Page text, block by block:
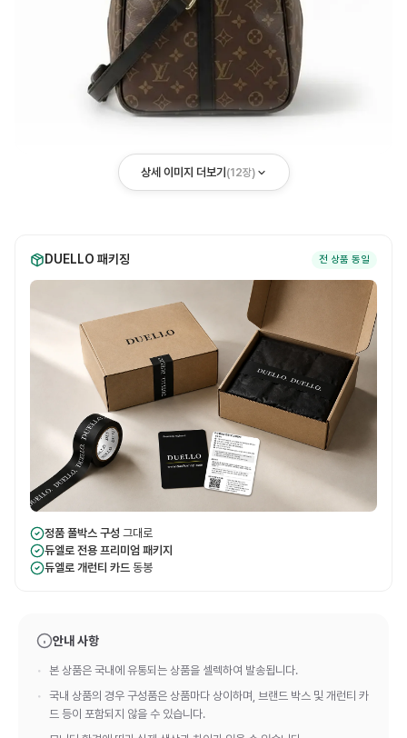
상세 이미지 더보기 (12장)
DUELLO 패키징 전 상품 동일
정품 풀박스 구성 그대로
듀엘로 전용 프리미엄 패키지
듀엘로 개런티 카드 동봉
안내 사항
본 상품은 국내에 유통되는 상품을 셀렉하여 발송됩니다.
국내 상품의 경우 구성품은 상품마다 상이하며, 브랜드 박스 및 개런티 카
드 등이 포함되지 않을 수 있습니다.